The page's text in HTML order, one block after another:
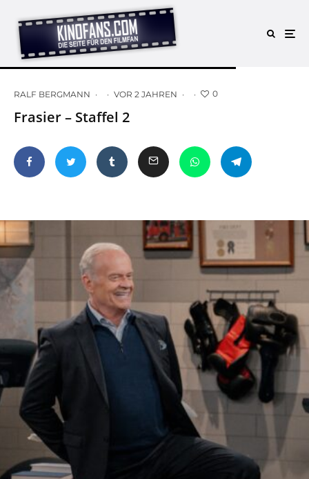
RALF BERGMANN · · VOR 2 JAHREN · · 0
Frasier – Staffel 2